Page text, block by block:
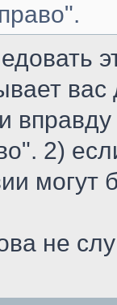
и
2)
не